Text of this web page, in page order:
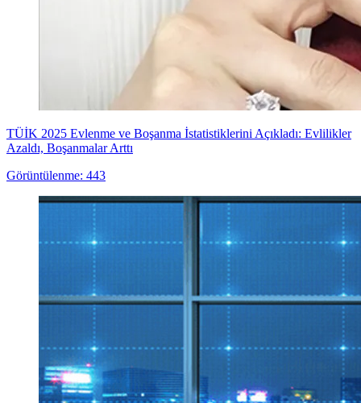
TÜİK 2025 Evlenme ve Boşanma İstatistiklerini Açıkladı: Evlilikler
Azaldı, Boşanmalar Arttı
Görüntülenme: 443